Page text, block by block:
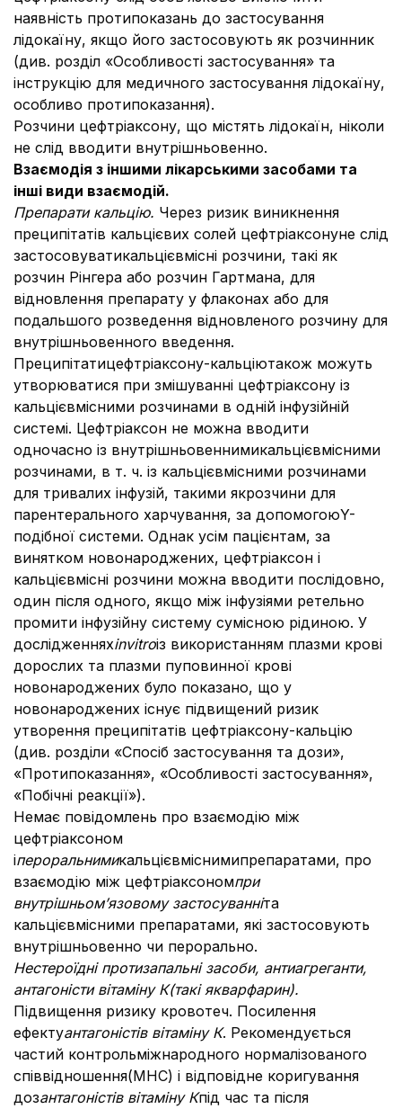
наявність протипоказань до застосування
лідокаїну, якщо його застосовують як розчинник
(див. розділ «Особливості застосування» та
інструкцію для медичного застосування лідокаїну,
особливо протипоказання).
Розчини цефтріаксону, що містять лідокаїн, ніколи
не слід вводити внутрішньовенно.
Взаємодія з іншими лікарськими засобами та
інші види взаємодій.
Препарати кальцію. Через ризик виникнення
преципітатів кальцієвих солей цефтріаксонуне слід
застосовуватикальцієвмісні розчини, такі як
розчин Рінгера або розчин Гартмана, для
відновлення препарату у флаконах або для
подальшого розведення відновленого розчину для
внутрішньовенного введення.
Преципітатицефтріаксону-кальціютакож можуть
утворюватися при змішуванні цефтріаксону із
кальцієвмісними розчинами в одній інфузійній
системі. Цефтріаксон не можна вводити
одночасно із внутрішньовеннимикальцієвмісними
розчинами, в т. ч. із кальцієвмісними розчинами
для тривалих інфузій, такими якрозчини для
парентерального харчування, за допомогоюY-
подібної системи. Однак усім пацієнтам, за
винятком новонароджених, цефтріаксон і
кальцієвмісні розчини можна вводити послідовно,
один після одного, якщо між інфузіями ретельно
промити інфузійну систему сумісною рідиною. У
дослідженняхіnvitroіз використанням плазми крові
дорослих та плазми пуповинної крові
новонароджених було показано, що у
новонароджених існує підвищений ризик
утворення преципітатів цефтріаксону-кальцію
(див. розділи «Спосіб застосування та дози»,
«Протипоказання», «Особливості застосування»,
«Побічні реакції»).
Немає повідомлень про взаємодію між
цефтріаксоном
іпероральнимикальцієвміснимипрепаратами, про
взаємодію між цефтріаксономпри
внутрішньом’язовому застосуванніта
кальцієвмісними препаратами, які застосовують
внутрішньовенно чи перорально.
Нестероїдні протизапальні засоби, антиагреганти,
антагоністи вітаміну К(такі якварфарин).
Підвищення ризику кровотеч. Посилення
ефектуантагоністів вітаміну К. Рекомендується
частий контрольміжнародного нормалізованого
співвідношення(МНС) і відповідне коригування
дозантагоністів вітаміну Кпід час та після